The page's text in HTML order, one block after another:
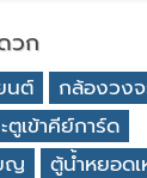
วก
นต์
กล้องวง
ตูเข้าคีย์การ์ด
ญ
ตู้น้ำหยอด